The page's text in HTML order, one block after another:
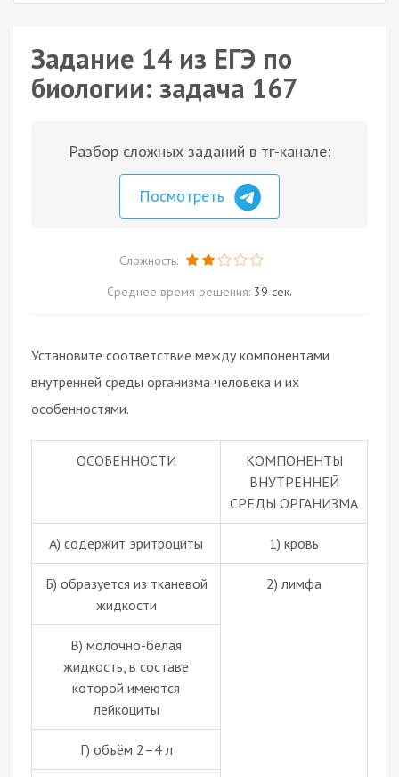
Задание 14 из ЕГЭ по
биологии: задача 167
Разбор сложных заданий в тг-канале:
Посмотреть
Сложность:
Среднее время решения: 39 сек.
Установите соответствие между компонентами
внутренней среды организма человека и их
особенностями.
ОСОБЕННОСТИ
КОМПОНЕНТЫ
ВНУТРЕННЕЙ
СРЕДЫ ОРГАНИЗМА
А) содержит эритроциты 1) кровь
Б) образуется из тканевой
жидкости
2) лимфа
В) молочно-белая
жидкость, в составе
которой имеются
лейкоциты
Г) объём 2–4 л